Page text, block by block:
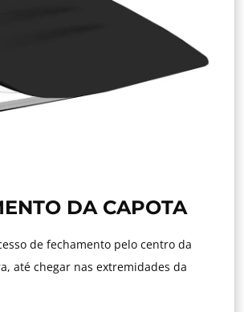
DA CAPOTA
de fechamento pelo centro da
até chegar nas extremidades da